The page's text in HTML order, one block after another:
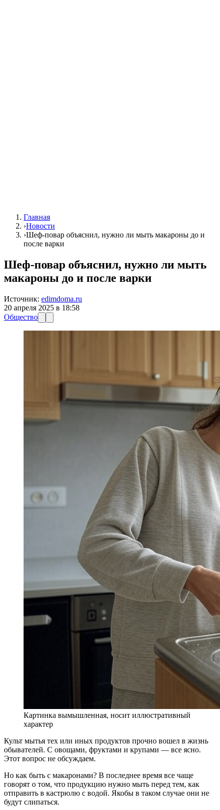
Главная
›Новости
›Шеф-повар объяснил, нужно ли мыть макароны до и
после варки
Шеф-повар объяснил, нужно ли мыть
макароны до и после варки
Источник: edimdoma.ru
20 апреля 2025 в 18:58
Общество
Картинка вымышленная, носит иллюстративный
характер
Культ мытья тех или иных продуктов прочно вошел в жизнь
обывателей. С овощами, фруктами и крупами — все ясно.
Этот вопрос не обсуждаем.
Но как быть с макаронами? В последнее время все чаще
говорят о том, что продукцию нужно мыть перед тем, как
отправить в кастрюлю с водой. Якобы в таком случае они не
будут слипаться.